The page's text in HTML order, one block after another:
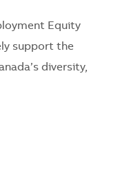
Equity
support the
diversity,